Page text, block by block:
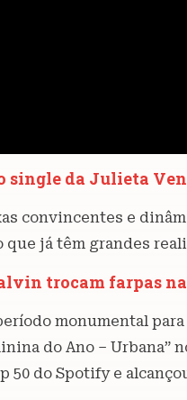
single da Julieta
convincentes e
já têm grandes
trocam farpas
monumental
do Ano – Urbana”
50 do Spotify e